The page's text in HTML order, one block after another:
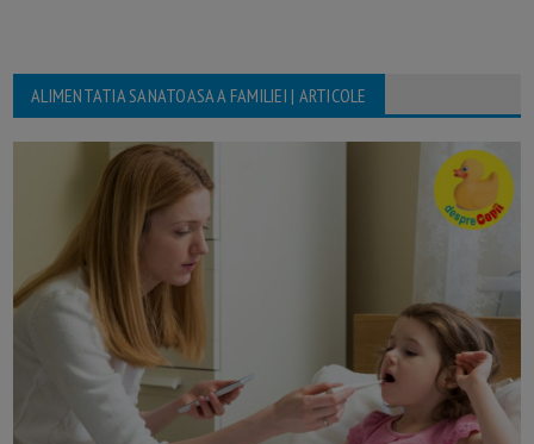
ALIMENTATIA SANATOASA A FAMILIEI | ARTICOLE